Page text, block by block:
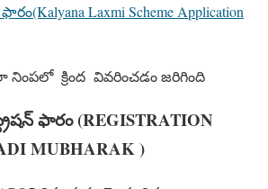
Laxmi Scheme Application
క్రింద వివరించడం జరిగింది
ఫారం (REGISTRATION
MUBHARAK )